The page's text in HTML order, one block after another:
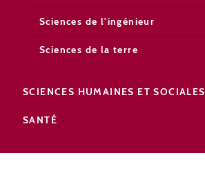
Sciences de l'ingénieur
Sciences de la terre
SCIENCES HUMAINES ET SOCIALES
SANTÉ